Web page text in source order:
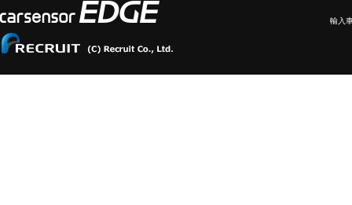
輸入